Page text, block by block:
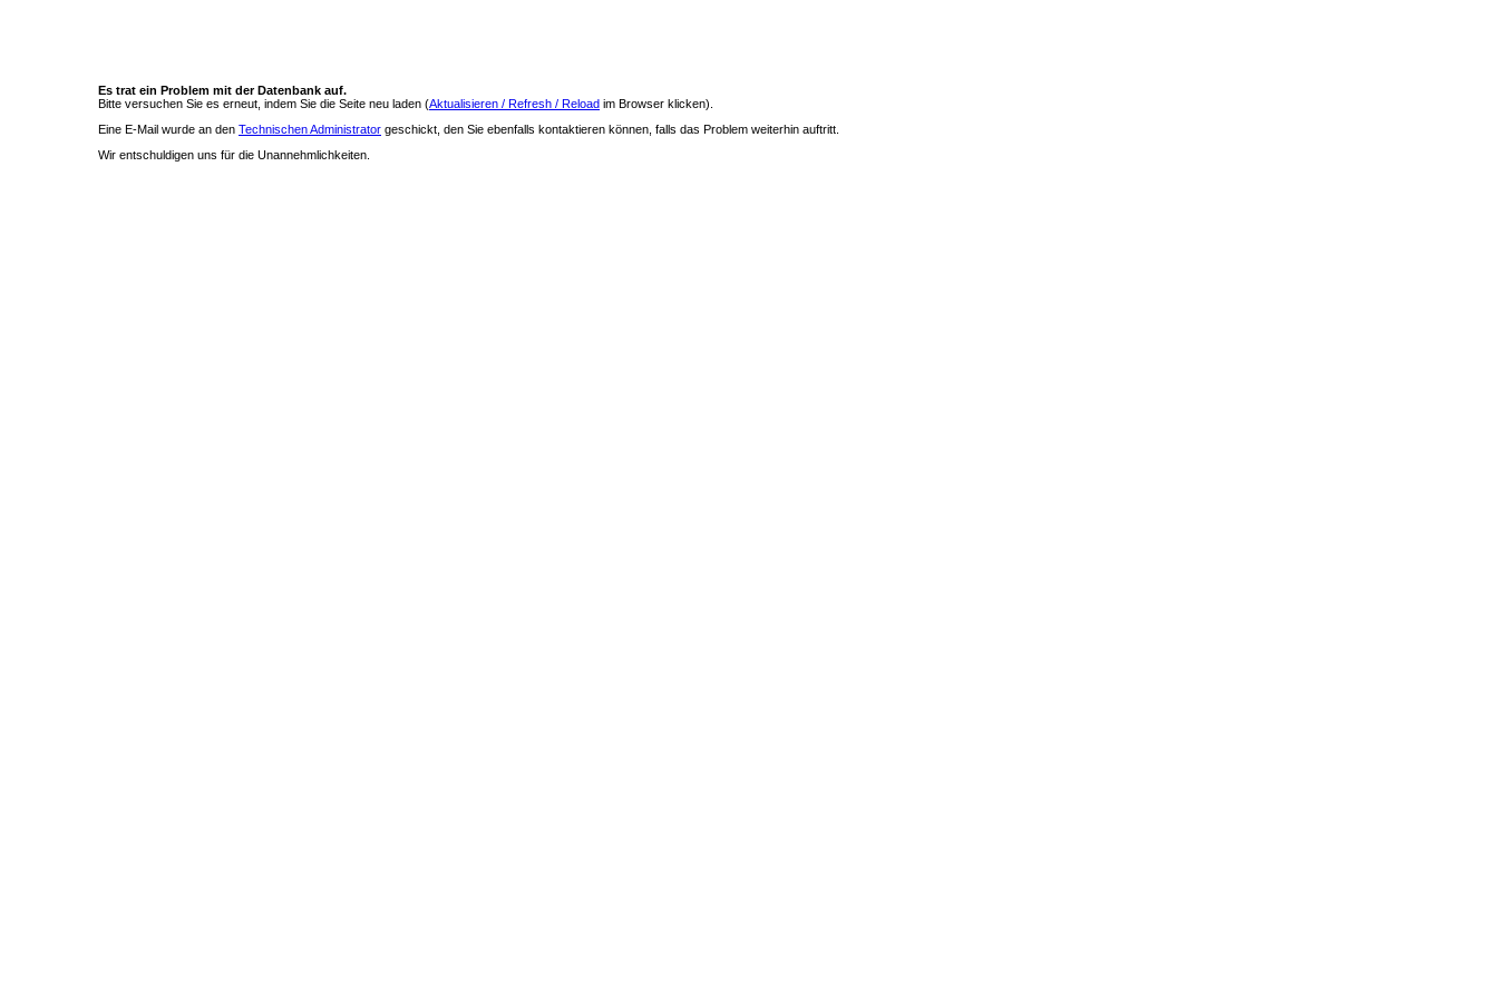
Es trat ein Problem mit der Datenbank auf.
Bitte versuchen Sie es erneut, indem Sie die Seite neu laden (Aktualisieren / Refresh / Reload im Browser klicken).
Eine E-Mail wurde an den Technischen Administrator geschickt, den Sie ebenfalls kontaktieren können, falls das Problem weiterhin auftritt.
Wir entschuldigen uns für die Unannehmlichkeiten.